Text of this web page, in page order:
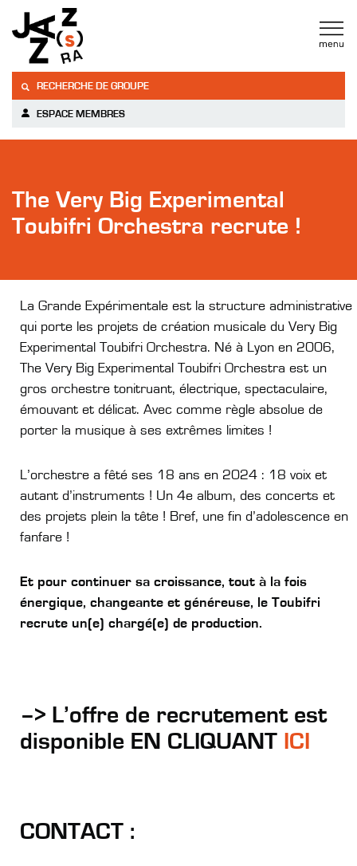
RECHERCHE DE GROUPE
ESPACE MEMBRES
The Very Big Experimental
Toubifri Orchestra recrute !
La Grande Expérimentale est la structure administrative
qui porte les projets de création musicale du Very Big
Experimental Toubifri Orchestra. Né à Lyon en 2006,
The Very Big Experimental Toubifri Orchestra est un
gros orchestre tonitruant, électrique, spectaculaire,
émouvant et délicat. Avec comme règle absolue de
porter la musique à ses extrêmes limites !
L’orchestre a fêté ses 18 ans en 2024 : 18 voix et
autant d’instruments ! Un 4e album, des concerts et
des projets plein la tête ! Bref, une fin d’adolescence en
fanfare !
Et pour continuer sa croissance, tout à la fois
énergique, changeante et généreuse, le Toubifri
recrute un(e) chargé(e) de production.
–> L’offre de recrutement est
disponible EN CLIQUANT ICI
CONTACT :